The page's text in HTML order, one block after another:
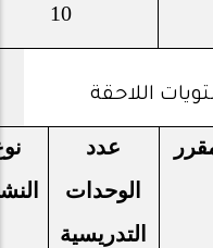
10
اللاحقة
عدد
الوحدات
التدريسية